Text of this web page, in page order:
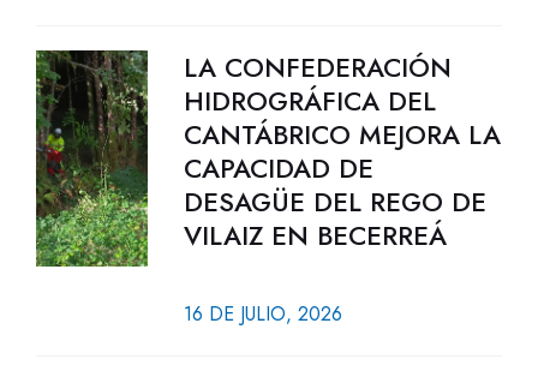
LA CONFEDERACIÓN
HIDROGRÁFICA DEL
CANTÁBRICO MEJORA LA
CAPACIDAD DE
DESAGÜE DEL REGO DE
VILAIZ EN BECERREÁ
16 DE JULIO, 2026